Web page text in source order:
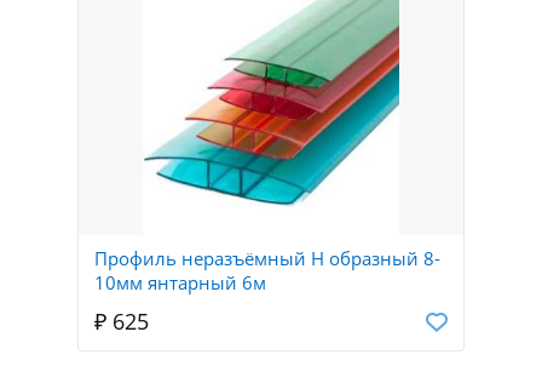
Профиль неразъёмный Н образный 8-
10мм янтарный 6м
₽ 625